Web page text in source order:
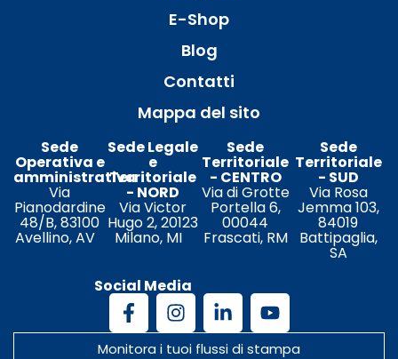
E-Shop
Blog
Contatti
Mappa del sito
Sede
Operativa e
amministrativa
Via
Pianodardine
48/B, 83100
Avellino, AV
Sede Legale
e
Territoriale
- NORD
Via Victor
Hugo 2, 20123
Milano, MI
Sede
Territoriale
- CENTRO
Via di Grotte
Portella 6,
00044
Frascati, RM
Sede
Territoriale
- SUD
Via Rosa
Jemma 103,
84019
Battipaglia,
SA
Social Media
Monitora i tuoi flussi di stampa